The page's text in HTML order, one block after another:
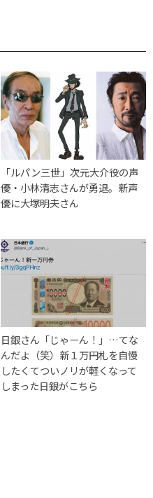
「ルパン三世」次元大介役の声
優・小林清志さんが勇退。新声
優に大塚明夫さん
日銀さん「じゃーん！」…てな
んだよ（笑）新１万円札を自慢
したくてついノリが軽くなって
しまった日銀がこちら